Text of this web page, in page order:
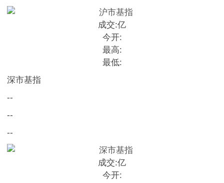
成交:亿
今开:
最高:
最低:
深市基指
--
--
--
成交:亿
今开: